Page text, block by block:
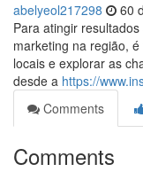
abelyeol217298 60
Para atingir
marketing na região,
locais e explorar as
desde a https://
Comments
Comments